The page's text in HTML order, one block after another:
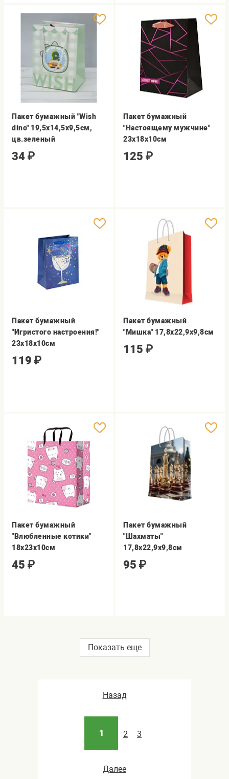
Пакет бумажный "Wish
dino" 19,5х14,5х9,5см,
цв.зеленый
34 ₽
Пакет бумажный
"Настоящему мужчине"
23х18х10см
125 ₽
Пакет бумажный
"Игристого настроения!"
23х18х10см
119 ₽
Пакет бумажный
"Мишка" 17,8x22,9x9,8см
115 ₽
Пакет бумажный
"Влюбленные котики"
18х23х10см
45 ₽
Пакет бумажный
"Шахматы"
17,8х22,9х9,8см
95 ₽
Показать еще
Назад
1 2 3
Далее